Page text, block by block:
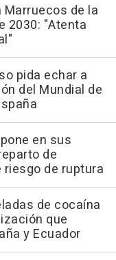
de la
2030: "Atenta
pida echar a
del Mundial de
en sus
de
de ruptura
de cocaína
que
y Ecuador